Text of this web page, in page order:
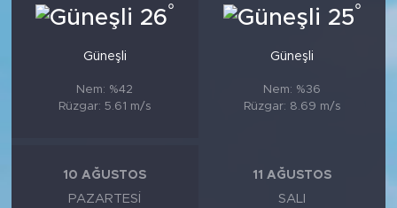
26°
Güneşli
Nem: %42
Rüzgar: 5.61 m/s
25°
Güneşli
Nem: %36
Rüzgar: 8.69 m/s
10 AĞUSTOS
PAZARTESI
11 AĞUSTOS
SALI